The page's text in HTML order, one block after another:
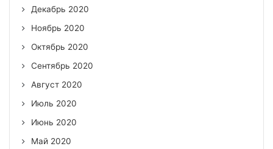
Декабрь 2020
Ноябрь 2020
Октябрь 2020
Сентябрь 2020
Август 2020
Июль 2020
Июнь 2020
Май 2020